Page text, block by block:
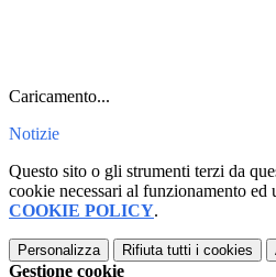
Caricamento...
Notizie
Questo sito o gli strumenti terzi da
cookie necessari al funzionamento
COOKIE POLICY.
Personalizza Rifiuta tutti i cookies
Gestione cookie